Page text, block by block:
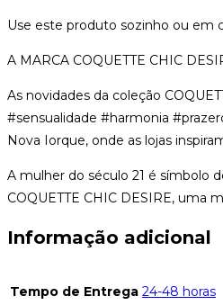
ORELHAS
DE
Use este produto sozinho ou em
A MARCA COQUETTE CHIC
As novidades da coleção
#sensualidade #harmonia
Nova Iorque, onde as lojas
A mulher do século 21 é símbolo
COQUETTE CHIC DESIRE, uma
Informação adicional
Tempo de Entrega 24-48 horas